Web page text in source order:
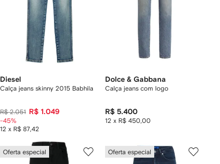
Diesel
Calça jeans skinny 2015 Babhila
R$ 2.051 R$ 1.049
12 x R$ 87,42
-45%
Dolce & Gabbana
Calça jeans com logo
R$ 5.400
12 x R$ 450,00
Oferta especial Oferta especial